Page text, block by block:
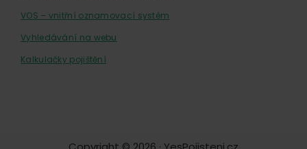
VOS – vnitřní oznamovací systém
Vyhledávání na webu
Kalkulačky pojištění